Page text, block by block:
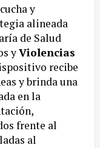
y
alineada
de Salud
yViolencias
recibe
y brinda una
en la
frente al
al